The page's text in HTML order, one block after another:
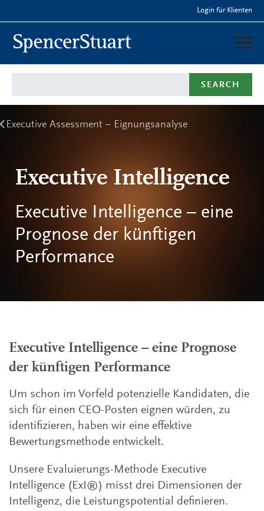
to
Main
Deutschland
LEISTUNGEN
Login für Klienten
SEARCH
Executive Assessment – Eignungsanalyse
Executive Intelligence
Executive Intelligence – eine
Prognose der künftigen
Performance
Executive Intelligence – eine Prognose
der künftigen Performance
Um schon im Vorfeld potenzielle Kandidaten, die
sich für einen CEO-Posten eignen würden, zu
identifizieren, haben wir eine effektive
Bewertungsmethode entwickelt.
Unsere Evaluierungs-Methode Executive
Intelligence (ExI®) misst drei Dimensionen der
Intelligenz, die Leistungspotential definieren.